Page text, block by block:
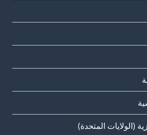
(الولايات المتحدة)